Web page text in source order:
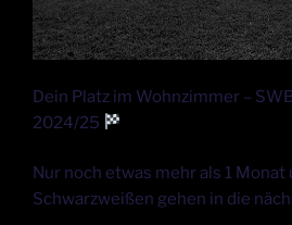
Dein Platz im Wohnzimmer –
2024/25
Nur noch etwas mehr als 1 Monat
Schwarzweißen gehen in die